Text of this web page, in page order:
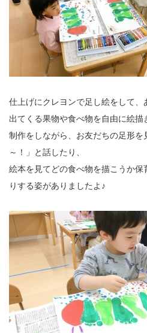
仕上げにクレヨンで足し絵をして
出てくる果物や食べ物を自由に絵描
制作をしながら、お友だちの足形
～！」と話したり、
絵本を見てどの食べ物を描こうか保
りする姿がありましたよ♪